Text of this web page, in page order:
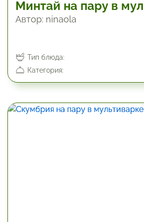
Минтай на пару в
Автор: ninaola
Тип блюда:
Категория: